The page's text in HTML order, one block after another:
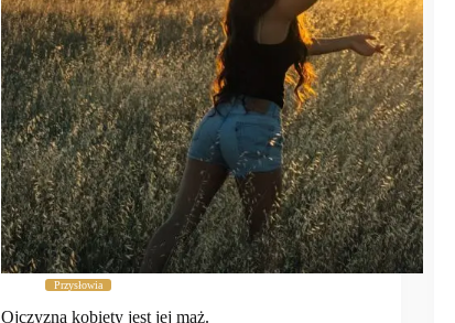
Przysłowia
Ojczyzną kobiety jest jej mąż.